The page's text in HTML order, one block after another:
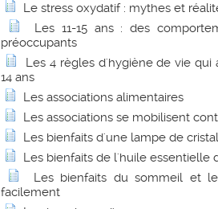
Le stress oxydatif : mythes et
Les 11-15 ans : des
préoccupants
Les 4 règles d'hygiène de vie
14 ans
Les associations alimentaires
Les associations se mobilisent
Les bienfaits d'une lampe de
Les bienfaits de l'huile essentielle
Les bienfaits du sommeil et
facilement